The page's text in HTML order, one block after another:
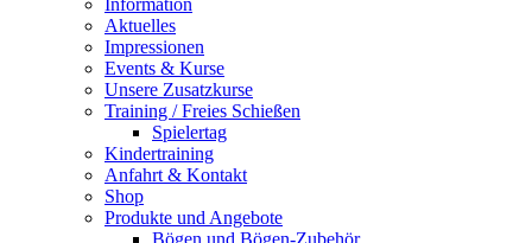
Information
Aktuelles
Impressionen
Events & Kurse
Unsere Zusatzkurse
Training / Freies Schießen
Spielertag
Kindertraining
Anfahrt & Kontakt
Shop
Produkte und Angebote
Bögen und Bögen-Zubehör